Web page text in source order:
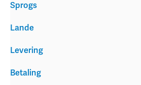
Levering
Betaling
Sprogs
Lande